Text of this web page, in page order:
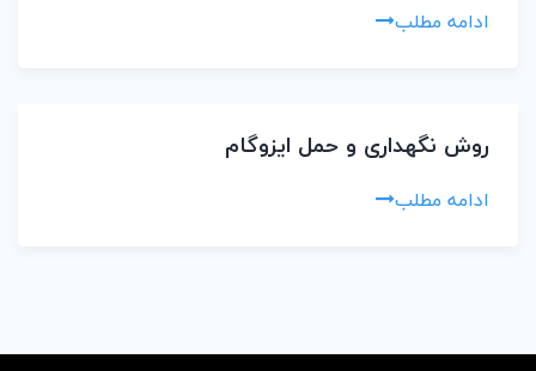
ادامه مطلب
روش نگهداری و حمل ایزوگام
ادامه مطلب